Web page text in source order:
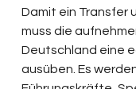
Damit ein Transfer
muss die
Deutschland eine
ausüben. Es